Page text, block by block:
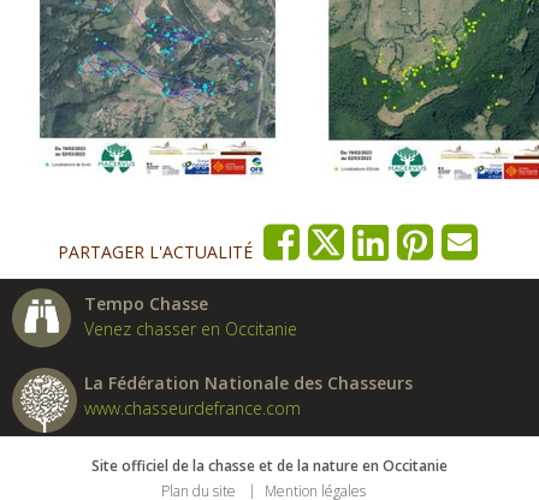
PARTAGER L'ACTUALITÉ
Tempo Chasse
Venez chasser en Occitanie
La Fédération Nationale des Chasseurs
www.chasseurdefrance.com
Site officiel de la chasse et de la nature en Occitanie
Plan du site
Mention légales